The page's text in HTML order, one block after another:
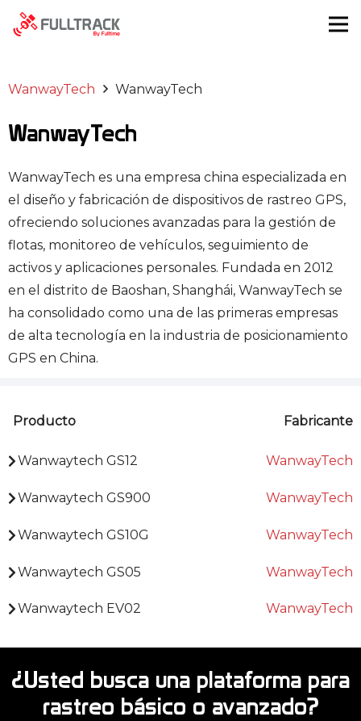
WanwayTech WanwayTech
WanwayTech
WanwayTech es una empresa china especializada en
el diseño y fabricación de dispositivos de rastreo GPS,
ofreciendo soluciones avanzadas para la gestión de
flotas, monitoreo de vehículos, seguimiento de
activos y aplicaciones personales. Fundada en 2012
en el distrito de Baoshan, Shanghái, WanwayTech se
ha consolidado como una de las primeras empresas
de alta tecnología en la industria de posicionamiento
GPS en China.
Producto Fabricante
Wanwaytech GS12 WanwayTech
Wanwaytech GS900 WanwayTech
Wanwaytech GS10G WanwayTech
Wanwaytech GS05 WanwayTech
Wanwaytech EV02 WanwayTech
¿Usted busca una plataforma para
rastreo básico o avanzado?